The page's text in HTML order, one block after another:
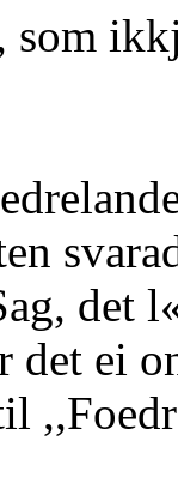
som
det
ei